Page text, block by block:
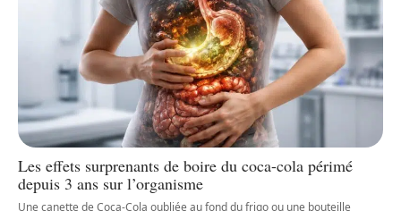
Les effets surprenants de boire du coca-cola périmé
depuis 3 ans sur l’organisme
Une canette de Coca-Cola oubliée au fond du frigo ou une bouteille